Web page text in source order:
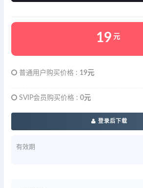
19 元
普通用户购买价格 : 19元
SVIP会员购买价格 : 0元
登录后下载
有效期